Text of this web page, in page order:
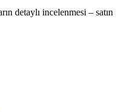
detaylı incelenmesi – satın